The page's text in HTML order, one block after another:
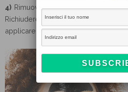
4) Rimuovere i residui e
Richiudere i pori utilizzando un
applicare unacrema idratante.